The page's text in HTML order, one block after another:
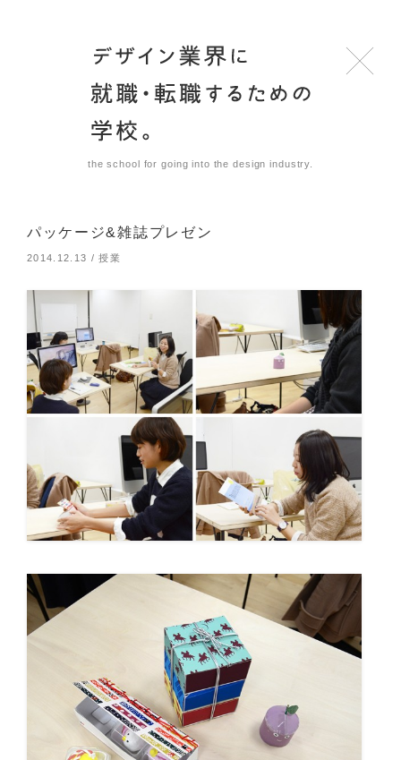
the school for going into the design industry.
パッケージ&雑誌プレゼン
2014.12.13 / 授業